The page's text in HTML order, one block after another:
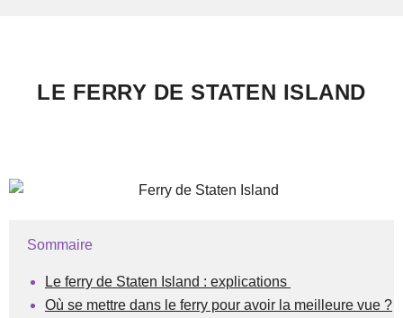
LE FERRY DE STATEN ISLAND
Sommaire
Le ferry de Staten Island : explications
Où se mettre dans le ferry pour avoir la meilleure vue ?